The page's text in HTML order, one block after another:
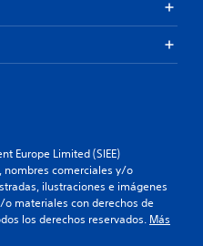
Europe Limited (SIEE)
nombres comerciales y/o
ilustraciones e imágenes
materiales con derechos de
los derechos reservados. Más